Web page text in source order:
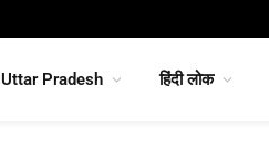
Uttar Pradesh हिंदी लोक